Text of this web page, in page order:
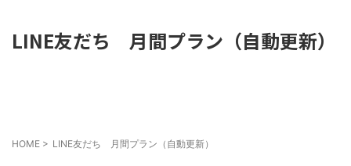
LINE友だち 月間プラン（自動更新）
HOME > LINE友だち 月間プラン（自動更新）